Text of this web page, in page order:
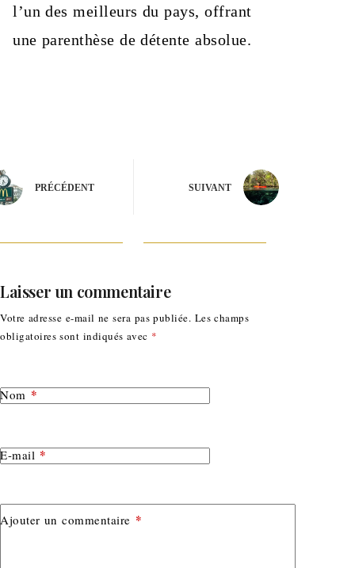
l’un des meilleurs du pays, offrant
une parenthèse de détente absolue.
PRÉCÉDENT SUIVANT
Laisser un commentaire
Votre adresse e-mail ne sera pas publiée. Les champs
obligatoires sont indiqués avec *
Nom*
E-mail*
Ajouter un commentaire *